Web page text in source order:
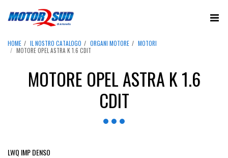
HOME IL NOSTRO CATALOGO ORGANI MOTORE
MOTORI
MOTORE OPEL ASTRA K 1.6 CDIT
MOTORE OPEL ASTRA K 1.6
CDIT
LWQ IMP DENSO